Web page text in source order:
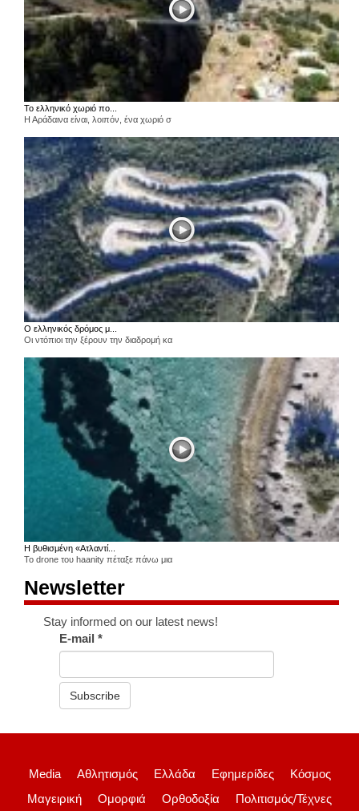
Το ελληνικό χωριό πο...
Η Αράδαινα είναι, λοιπόν, ένα χωριό σ
Ο ελληνικός δρόμος μ...
Οι ντόπιοι την ξέρουν την διαδρομή κα
Η βυθισμένη «Ατλαντί...
Το drone του haanity πέταξε πάνω μια
Newsletter
Stay informed on our latest news!
E-mail*
Subscribe
Media Αθλητισμός Ελλάδα Εφημερίδες
Κόσμος
Μαγειρική
Ομορφιά Ορθοδοξία Πολιτισμός/Τέχνες